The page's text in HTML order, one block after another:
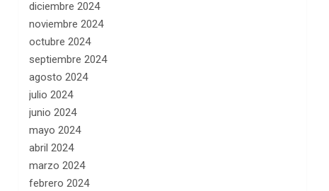
diciembre 2024
noviembre 2024
octubre 2024
septiembre 2024
agosto 2024
julio 2024
junio 2024
mayo 2024
abril 2024
marzo 2024
febrero 2024